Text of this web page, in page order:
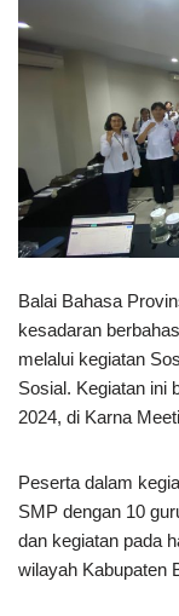
Balai Bahasa
kesadaran
melalui kegiatan
Sosial. Kegiatan ini
2024, di Karna
Peserta dalam
SMP dengan 10
dan kegiatan pada
wilayah Kabupaten